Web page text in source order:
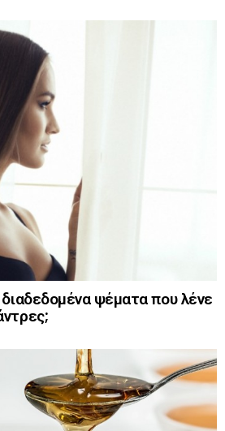
διαδεδομένα ψέματα που λένε